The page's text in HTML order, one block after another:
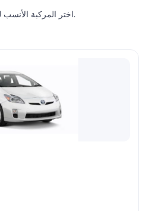
اختر المركبة الأنسب لرحلتك من تبليسي إلى بورجومي.